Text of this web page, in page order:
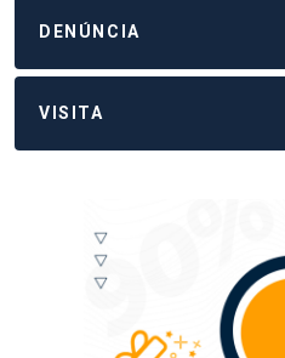
DENÚNCIA
VISITA